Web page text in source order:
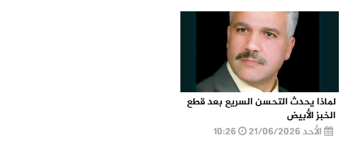
لماذا يحدث التحسن السريع بعد قطع
الخبز الأبيض
الأحد 21/06/2026